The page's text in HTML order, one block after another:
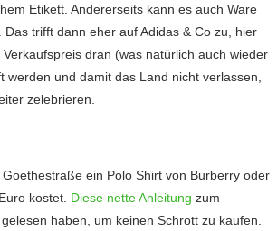
Etikett. Andererseits kann es auch Ware
trifft dann eher auf Adidas & Co zu, hier
dran (was natürlich auch wieder
und damit das Land nicht verlassen,
zelebrieren.
ein Polo Shirt von Burberry oder
kostet. Diese nette Anleitung zum
haben, um keinen Schrott zu kaufen.